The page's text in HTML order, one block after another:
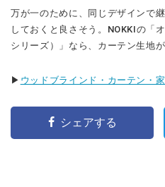
万が一のために、同じデザインで
しておくと良さそう。NOKKIの「
シリーズ）」なら、カーテン生地
▶︎ ウッドブラインド・カーテン・
シェアする